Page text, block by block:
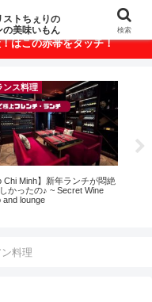
もんが満載！
はこの赤帯をタッチ！
ンス料理
Chi Minh】新年ランチが悶絶
かったの♪ ~ Secret Wine
and lounge
料理
ストちぇりの
の美味いもん
検索